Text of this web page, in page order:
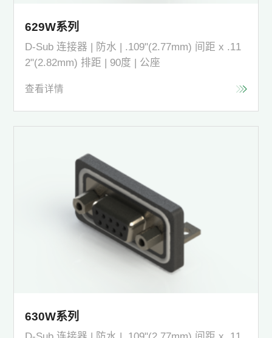
629W系列
D-Sub 连接器 | 防水 | .109"(2.77mm) 间距 x .11
2"(2.82mm) 排距 | 90度 | 公座
查看详情
630W系列